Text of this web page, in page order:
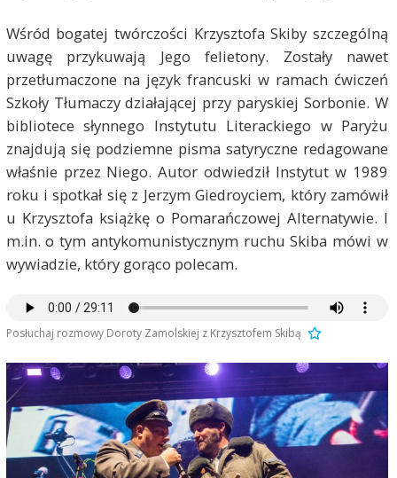
Wśród bogatej twórczości Krzysztofa Skiby szczególną
uwagę przykuwają Jego felietony. Zostały nawet
przetłumaczone na język francuski w ramach ćwiczeń
Szkoły Tłumaczy działającej przy paryskiej Sorbonie. W
bibliotece słynnego Instytutu Literackiego w Paryżu
znajdują się podziemne pisma satyryczne redagowane
właśnie przez Niego. Autor odwiedził Instytut w 1989
roku i spotkał się z Jerzym Giedroyciem, który zamówił
u Krzysztofa książkę o Pomarańczowej Alternatywie. I
m.in. o tym antykomunistycznym ruchu Skiba mówi w
wywiadzie, który gorąco polecam.
Posłuchaj rozmowy Doroty Zamolskiej z Krzysztofem Skibą